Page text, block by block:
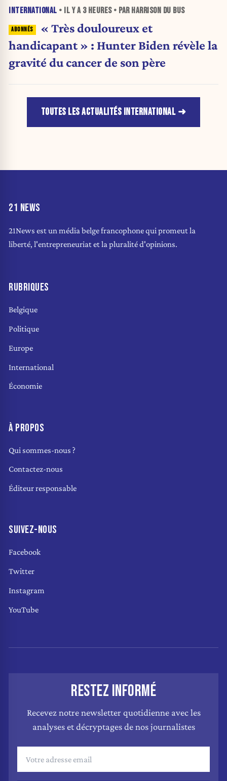
INTERNATIONAL • IL Y A 3 HEURES• PAR HARRISON DU BUS
« Très douloureux et
handicapant » : Hunter Biden révèle la
gravité du cancer de son père
TOUTES LES ACTUALITÉS INTERNATIONAL
21 NEWS
21News est un média belge francophone qui promeut la
liberté, l'entrepreneuriat et la pluralité d'opinions.
RUBRIQUES
Belgique
Politique
Europe
International
Économie
À PROPOS
Qui sommes-nous ?
Contactez-nous
Éditeur responsable
SUIVEZ-NOUS
Facebook
Twitter
Instagram
YouTube
RESTEZ INFORMÉ
Recevez notre newsletter quotidienne avec les
analyses et décryptages de nos journalistes